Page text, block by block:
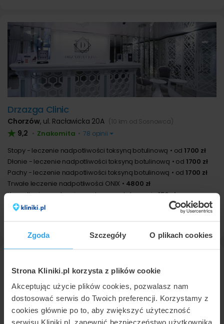
Zgoda Szczegóły O plikach cookies
Strona Kliniki.pl korzysta z plików cookie
Akceptując użycie plików cookies, pozwalasz nam
dostosować serwis do Twoich preferencji. Korzystamy z
cookies głównie po to, aby zwiększyć użyteczność
serwisu Kliniki.pl, zapewnić bezpieczeństwo użytkownika
Drzazga Clinic
Chorzów, ul. Racławicka 20A (10 km od Sosnowca)
9,2 • Znakomita • 78 opinii
Stopy - leczenie nadpotliwości toksyną botulinową od 1700 zł
Dłonie - leczenie nadpotliwości toksyną botulinową
od 1700 zł
Pachy - leczenie nadpotliwości toksyną botulinową
od 1700 zł
Trwałe leczenie nadpotliwości ONIX
4800 zł
Konsultacja w zakresie medycyny estetycznej
150 zł